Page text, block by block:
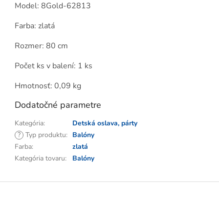
Model: 8Gold-62813
Farba: zlatá
Rozmer: 80 cm
Počet ks v balení: 1 ks
Hmotnosť: 0,09 kg
Dodatočné parametre
Kategória:
Detská oslava, párty
? Typ produktu: Balóny
Farba:
zlatá
Kategória tovaru: Balóny
Z